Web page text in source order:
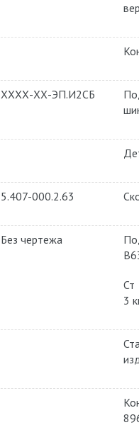
ХХХХ-ХХ-ЭП.И2СБ
5.407-000.2.63
Без чертежа
Ст
3